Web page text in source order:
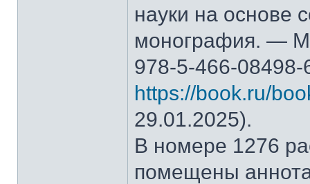
науки на основе
монография. —
978-5-466-
https://book.ru/
29.01.2025).
В номере 1276
помещены